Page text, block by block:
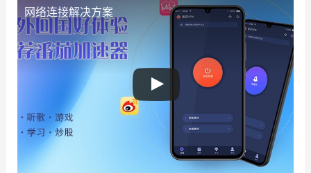
网络连接解决方案